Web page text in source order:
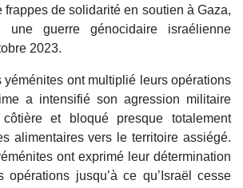
frappes de solidarité en soutien à Gaza,
guerre génocidaire israélienne
2023.
yéménites ont multiplié leurs opérations
a intensifié son agression militaire
et bloqué presque totalement
alimentaires vers le territoire assiégé.
ont exprimé leur détermination
opérations jusqu’à ce qu’Israël cesse